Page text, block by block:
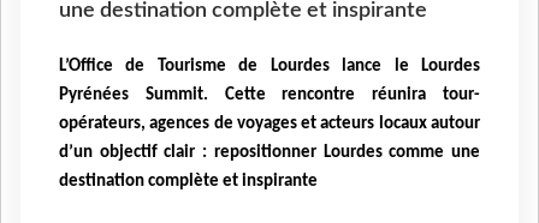
une destination complète et inspirante
L’Office de Tourisme de Lourdes lance le Lourdes
Pyrénées Summit. Cette rencontre réunira tour-
opérateurs, agences de voyages et acteurs locaux autour
d’un objectif clair : repositionner Lourdes comme une
destination complète et inspirante